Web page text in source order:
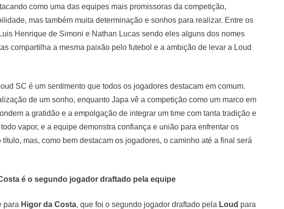
como uma das equipes mais promissoras da competição,
mas também muita determinação e sonhos para realizar. Entre os
Henrique de Simoni e Nathan Lucas sendo eles alguns dos nomes
compartilha a mesma paixão pelo futebol e a ambição de levar a Loud
SC é um sentimento que todos os jogadores destacam em comum.
de um sonho, enquanto Japa vê a competição como um marco em
a gratidão e a empolgação de integrar um time com tanta tradição e
vapor, e a equipe demonstra confiança e união para enfrentar os
mas, como bem destacam os jogadores, o caminho até a final será
é o segundo jogador draftado pela equipe
para Higor da Costa, que foi o segundo jogador draftado pela Loud para